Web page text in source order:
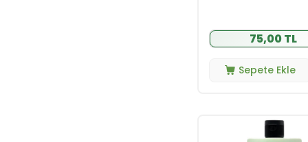
75,00 TL
Sepete Ekle